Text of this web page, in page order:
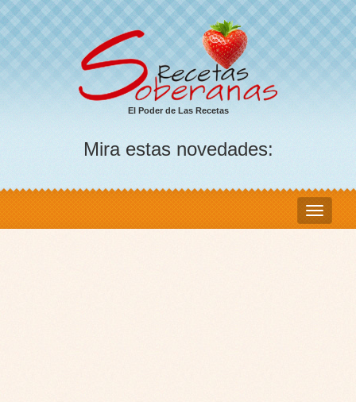
El Poder de Las Recetas
Mira estas novedades: